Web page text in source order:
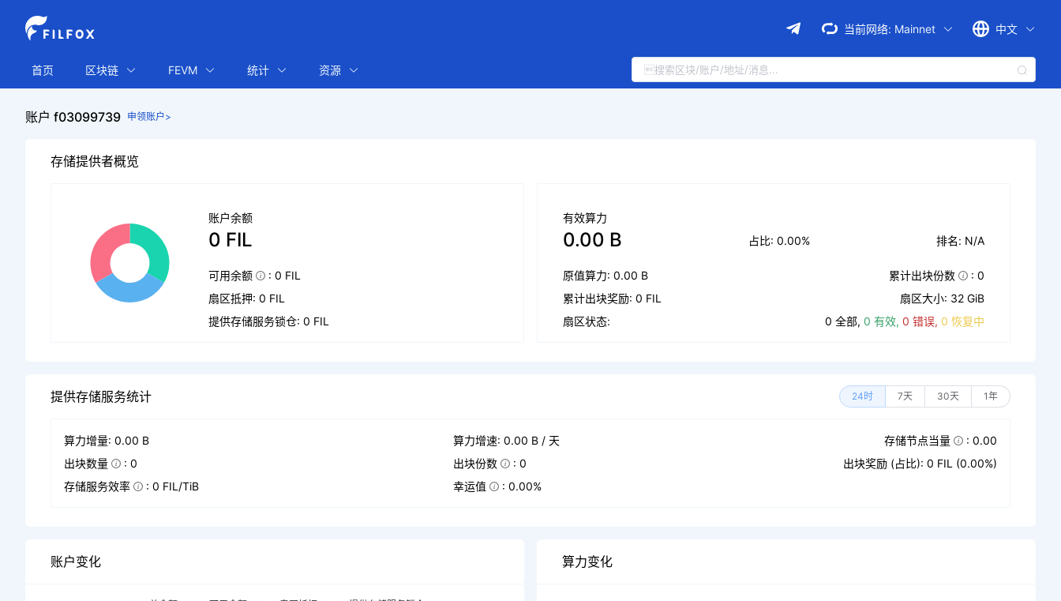
当前网络: Mainnet 中文
首页 区块链 FEVM 统计 资源
账户 f03099739 申领账户>
存储提供者概览
账户余额
0 FIL
可用余额
: 0 FIL
扇区抵押: 0 FIL
提供存储服务锁仓: 0 FIL
有效算力
0.00 B 占比: 0.00% 排名: N/A
原值算力: 0.00 B 累计出块份数
: 0
累计出块奖励: 0 FIL
扇区大小: 32 GiB
扇区状态:
0 全部, 0 有效, 0 错误, 0 恢复中
提供存储服务统计 24时 7天 30天 1年
算力增量: 0.00 B 算力增速: 0.00 B / 天 存储节点当量
: 0.00
出块数量
: 0 出块份数 : 0
出块奖励 (占比): 0 FIL (0.00%)
存储服务效率
: 0 FIL/TiB 幸运值 : 0.00%
账户变化 算力变化